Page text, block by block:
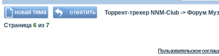
Торрент-трекер NNM-Club -> Форум
Страница 6 из 7
Пользовательское